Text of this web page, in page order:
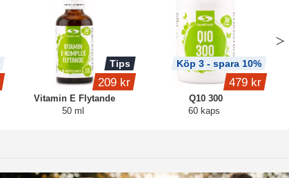
Vitamin E Flytande
50 ml
Tips
209 kr
Q10 300
60 kaps
Köp 3 - spara 10%
479 kr